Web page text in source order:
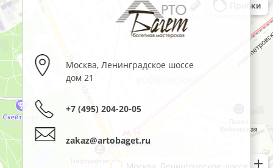
Москва,Ленинградское шоссе
дом 21
+7 (495) 204-20-05
zakaz@artobaget.ru